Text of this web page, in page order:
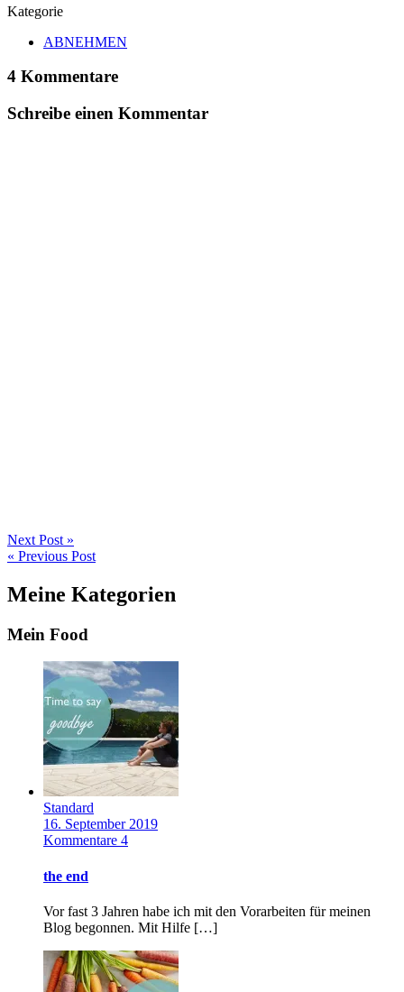
Kategorie
ABNEHMEN
4 Kommentare
Schreibe einen Kommentar
Next Post »
« Previous Post
Meine Kategorien
Mein Food
Standard
16. September 2019
Kommentare 4
the end
Vor fast 3 Jahren habe ich mit den Vorarbeiten für meinen
Blog begonnen. Mit Hilfe […]